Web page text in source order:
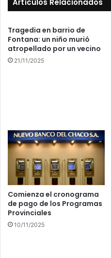
Artículos Relacionados
Tragedia en barrio de
Fontana: un niño murió
atropellado por un vecino
21/11/2025
Comienza el cronograma
de pago de los Programas
Provinciales
10/11/2025